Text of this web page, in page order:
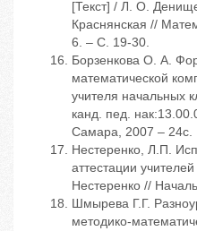
[Текст] / Л. О.
Краснянская //
6. – С. 19-30.
Борзенкова О. А.
математической
учителя начальных
канд. пед.
Самара, 2007 – 24с.
Нестеренко, Л.П.
аттестации
Нестеренко //
Шмырева Г.Г.
методико-